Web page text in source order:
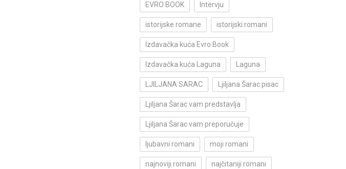
EVRO BOOK Intervju
istorijske romane istorijski romani
Izdavačka kuća Evro Book
Izdavačka kuća Laguna Laguna
LJILJANA SARAC Ljiljana Šarac pisac
Ljiljana Šarac vam predstavlja
Ljiljana Šarac vam preporučuje
ljubavni romani moji romani
najnoviji romani najčitaniji romani